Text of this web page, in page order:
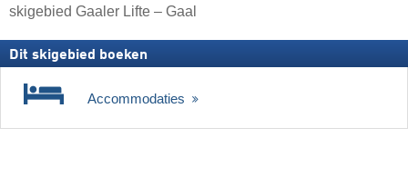
skigebied Gaaler Lifte – Gaal
Dit skigebied boeken
Accommodaties